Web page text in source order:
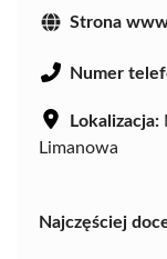
Strona
Numer
Lokalizacja:
Limanowa
Najczęściej